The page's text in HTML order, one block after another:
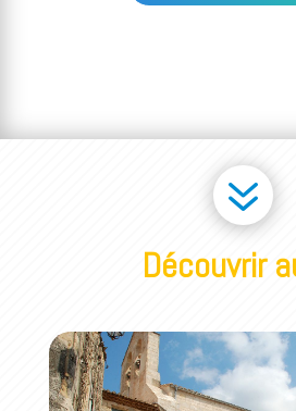
7
Découvrir